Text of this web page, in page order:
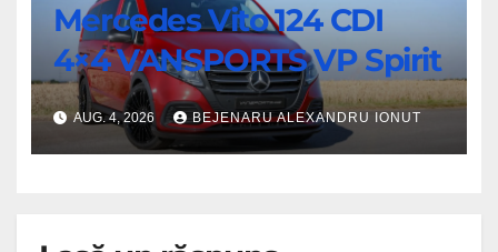
Mercedes Vito 124 CDI
4×4 VANSPORTS VP Spirit
AUG. 4, 2026 BEJENARU ALEXANDRU IONUT